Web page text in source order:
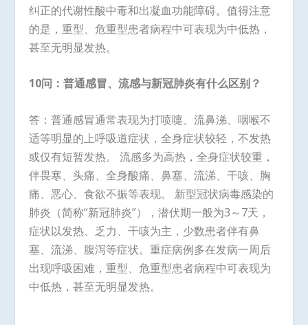
纠正的代谢性酸中毒和出凝血功能障碍。值得注意
的是，重型、危重型患者病程中可表现为中低热，
甚至无明显发热。
10问：普通感冒、流感与新冠肺炎有什么区别？
答：普通感冒通常表现为打喷嚏、流鼻涕、咽喉不
适等明显的上呼吸道症状，全身症状较轻，不发热
或仅有短暂发热。 流感多为高热，全身症状较重，
伴畏寒、头痛、全身酸痛、鼻塞、流涕、干咳、胸
痛、恶心、食欲不振等表现。 新型冠状病毒感染的
肺炎（简称“新冠肺炎”），潜伏期一般为3～7天，
症状以发热、乏力、干咳为主，少数患者伴有鼻
塞、流涕、腹泻等症状。重症病例多在发病一周后
出现呼吸困难，重型、危重型患者病程中可表现为
中低热，甚至无明显发热。